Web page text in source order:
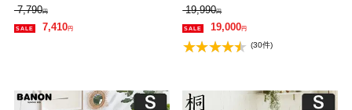
低ホルムアルデヒド 軽量 軽い コン
パクト すのこマット 桐
7,790円
7,410円
ドフレーム 木製 頑丈 耐荷重500kg
クリア 高さ3段階 低ホルムアルデヒ
ド
19,990円
19,000円
(30件)